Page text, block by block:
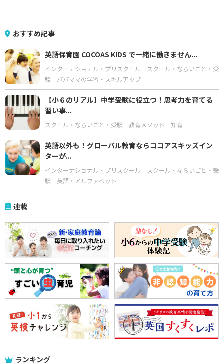
おすすめ記事
英語保育園 COCOAS KIDS で一緒に働きません...
インターナショナル・プリスクール
スクール・ならいごと・受
験
パパママの学習・スキルアップ
【小６のリアル】中学受験に役立つ！思考力を育てる
習い事...
スクール・ならいごと・受験 教育メソッド 知育
英語以外も！グローバル教育ならココアスキッズイン
ターが...
インターナショナル・プリスクール
スクール・ならいごと・受
験
英語・アルファベット
連載
ランキング